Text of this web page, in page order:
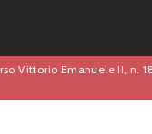
Vittorio Emanuele II, n.